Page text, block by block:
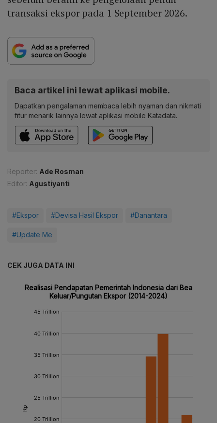
transaksi ekspor pada 1 September 2026.
Baca artikel ini lewat aplikasi mobile.
Dapatkan pengalaman membaca lebih nyaman dan nikmati
fitur menarik lainnya lewat aplikasi mobile Katadata.
Reporter: Ade Rosman
Editor: Agustiyanti
#Ekspor #Devisa Hasil Ekspor #Danantara
#Update Me
CEK JUGA DATA INI